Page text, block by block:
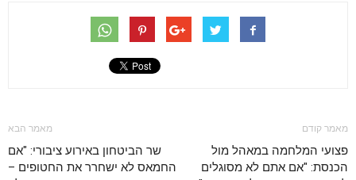
מאמר קודם
פצועי המלחמה במאהל מול
הכנסת: "אם אתם לא מסוגלים
מאמר הבא
שר הביטחון באירוע ציבורי: "אם
החמאס לא ישחרר את החטופים –